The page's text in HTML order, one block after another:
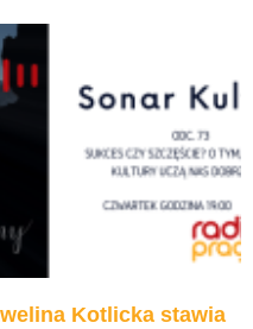
Kotlicka stawia